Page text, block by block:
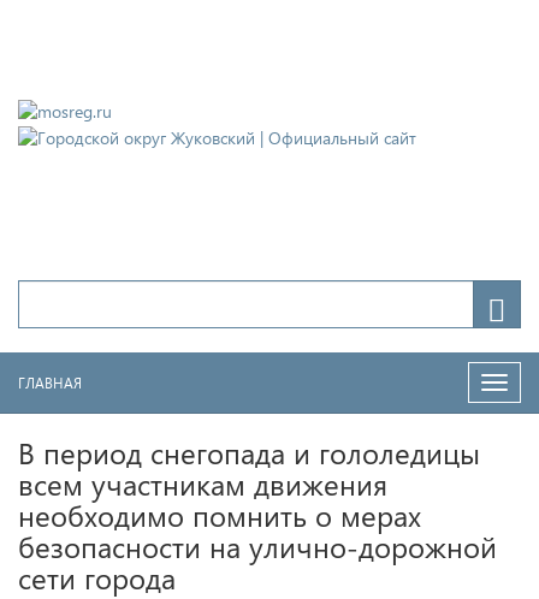
ГЛАВНАЯ
В период снегопада и гололедицы
всем участникам движения
необходимо помнить о мерах
безопасности на улично-дорожной
сети города